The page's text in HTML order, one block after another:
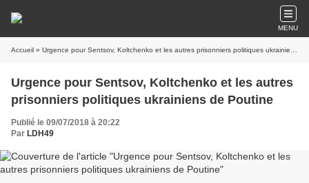
MENU
Accueil » Urgence pour Sentsov, Koltchenko et les autres prisonniers politiques ukrainiens de Poutine
Urgence pour Sentsov, Koltchenko et les autres
prisonniers politiques ukrainiens de Poutine
Publié le 09/07/2018 à 20:22
Par LDH49